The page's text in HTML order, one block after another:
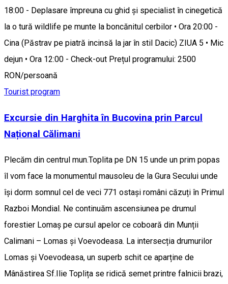
18:00 - Deplasare împreuna cu ghid și specialist în cinegetică
la o tură wildlife pe munte la boncănitul cerbilor • Ora 20:00 -
Cina (Păstrav pe piatră incinsă la jar în stil Dacic) ZIUA 5 • Mic
dejun • Ora 12:00 - Check-out Prețul programului: 2500
RON/persoană
Tourist program
Excursie din Harghita în Bucovina prin Parcul
Național Călimani
Plecăm din centrul mun.Toplita pe DN 15 unde un prim popas
îl vom face la monumentul mausoleu de la Gura Secului unde
își dorm somnul cel de veci 771 ostași români căzuți în Primul
Razboi Mondial. Ne continuăm ascensiunea pe drumul
forestier Lomaș pe cursul apelor ce coboară din Munții
Calimani – Lomas și Voevodeasa. La intersecția drumurilor
Lomas și Voevodeasa, un superb schit ce aparține de
Mânăstirea Sf.Ilie Toplița se ridică semet printre falnicii brazi,